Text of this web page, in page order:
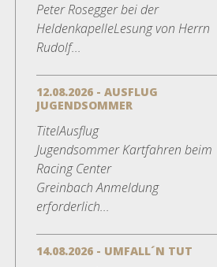
Peter Rosegger bei der
HeldenkapelleLesung von Herrn
Rudolf...
12.08.2026 - AUSFLUG
JUGENDSOMMER
TitelAusflug
Jugendsommer Kartfahren beim
Racing Center
Greinbach Anmeldung
erforderlich...
14.08.2026 - UMFALL´N TUT